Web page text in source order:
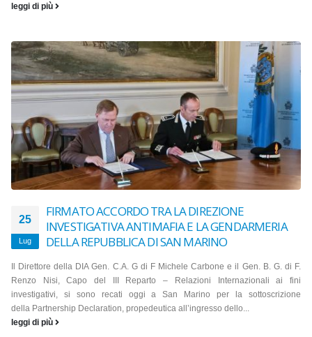
leggi di più
25
Lug
FIRMATO ACCORDO TRA LA DIREZIONE
INVESTIGATIVA ANTIMAFIA E LA GENDARMERIA
DELLA REPUBBLICA DI SAN MARINO
Il Direttore della DIA Gen. C.A. G di F Michele Carbone e il Gen. B. G. di F.
Renzo Nisi, Capo del III Reparto – Relazioni Internazionali ai fini
investigativi, si sono recati oggi a San Marino per la sottoscrizione
della Partnership Declaration, propedeutica all’ingresso dello...
leggi di più